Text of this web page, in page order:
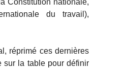
du travail),
réprimé ces dernières
sur la table pour définir